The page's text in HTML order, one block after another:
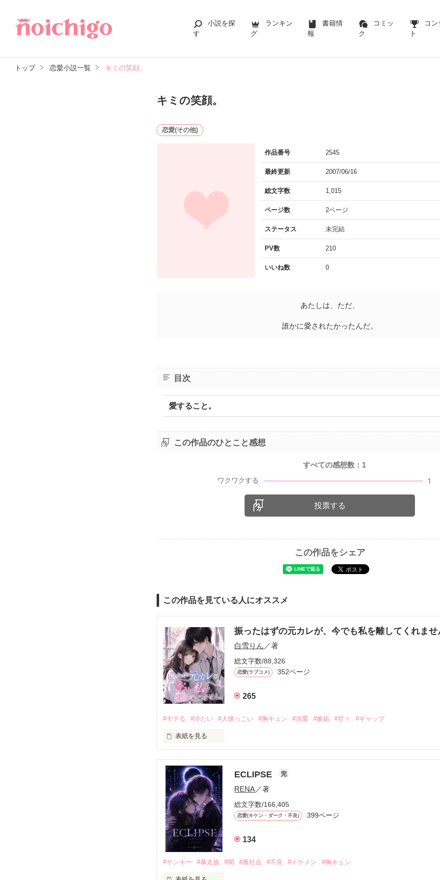
小説を探
す
ランキン
グ
書籍情
報
コミッ
ク
コン
ト
トップ 恋愛小説一覧 キミの笑顔。
キミの笑顔。
恋愛(その他)
作品番号 2545
最終更新 2007/06/16
総文字数 1,015
ページ数 2ページ
ステータス 未完結
PV数 210
いいね数 0
あたしは、ただ、
誰かに愛されたかったんだ。
目次
愛すること。
この作品のひとこと感想
すべての感想数： 1
投票する
この作品をシェア
この作品を見ている人にオススメ
振ったはずの元カレが、今でも私を離してくれませ
白雪りん ／著
総文字数/88,326
恋愛(ラブコメ) 352ページ
265
#モテる #冷たい #人懐っこい #胸キュン #溺愛 #嫉妬 #甘々 #ギャップ
表紙を見る
モテる人を好きになるのが怖かった。
だから私は、中学時代に大好きだった彼を自分から振った。
もう会うことはないと思っていたのに、
高校生になって再会した彼は、隣の学校で”王子様”と呼ばれる人気者になっていた。
他の女の子には冷たいのに
ECLIPSE 完
RENA／著
総文字数/166,405
恋愛(キケン・ダーク・不良) 399ページ
134
#ヤンキー #暴走族 #闇 #裏社会 #不良 #イケメン #胸キュン